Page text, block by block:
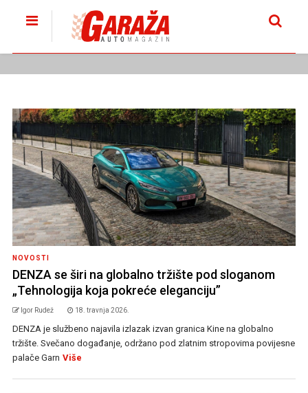
NOVOSTI
DENZA se širi na globalno tržište pod sloganom
„Tehnologija koja pokreće eleganciju”
Igor Rudež 18. travnja 2026.
DENZA je službeno najavila izlazak izvan granica Kine na globalno
tržište. Svečano događanje, održano pod zlatnim stropovima povijesne
palače Garn Više